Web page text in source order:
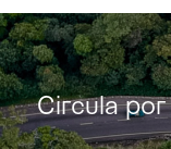
Circula